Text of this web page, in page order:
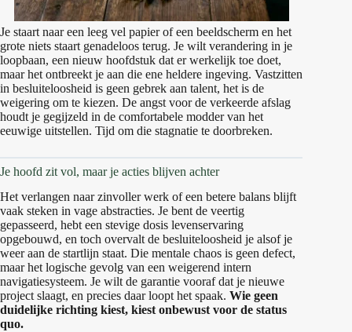
Je staart naar een leeg vel papier of een beeldscherm en het
grote niets staart genadeloos terug. Je wilt verandering in je
loopbaan, een nieuw hoofdstuk dat er werkelijk toe doet,
maar het ontbreekt je aan die ene heldere ingeving. Vastzitten
in besluiteloosheid is geen gebrek aan talent, het is de
weigering om te kiezen. De angst voor de verkeerde afslag
houdt je gegijzeld in de comfortabele modder van het
eeuwige uitstellen. Tijd om die stagnatie te doorbreken.
Je hoofd zit vol, maar je acties blijven achter
Het verlangen naar zinvoller werk of een betere balans blijft
vaak steken in vage abstracties. Je bent de veertig
gepasseerd, hebt een stevige dosis levenservaring
opgebouwd, en toch overvalt de besluiteloosheid je alsof je
weer aan de startlijn staat. Die mentale chaos is geen defect,
maar het logische gevolg van een weigerend intern
navigatiesysteem. Je wilt de garantie vooraf dat je nieuwe
project slaagt, en precies daar loopt het spaak. Wie geen
duidelijke richting kiest, kiest onbewust voor de status
quo.